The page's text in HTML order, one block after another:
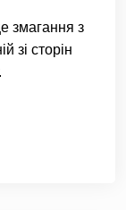
змагання з
зі сторін